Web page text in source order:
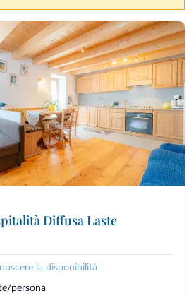
Diffusa Laste
la disponibilità
persona